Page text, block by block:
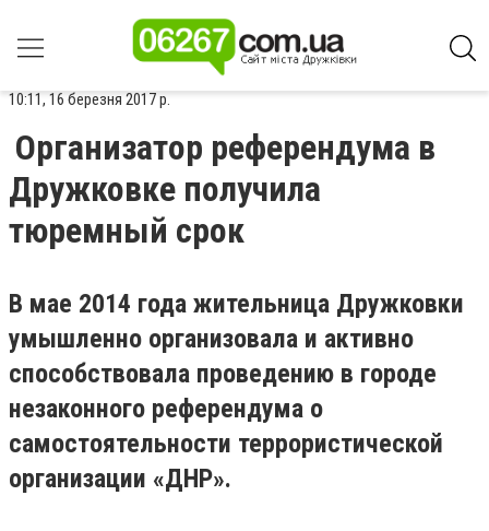
10:11, 16 березня 2017 р.
Организатор референдума в
Дружковке получила
тюремный срок
В мае 2014 года жительница Дружковки
умышленно организовала и активно
способствовала проведению в городе
незаконного референдума о
самостоятельности террористической
организации «ДНР».